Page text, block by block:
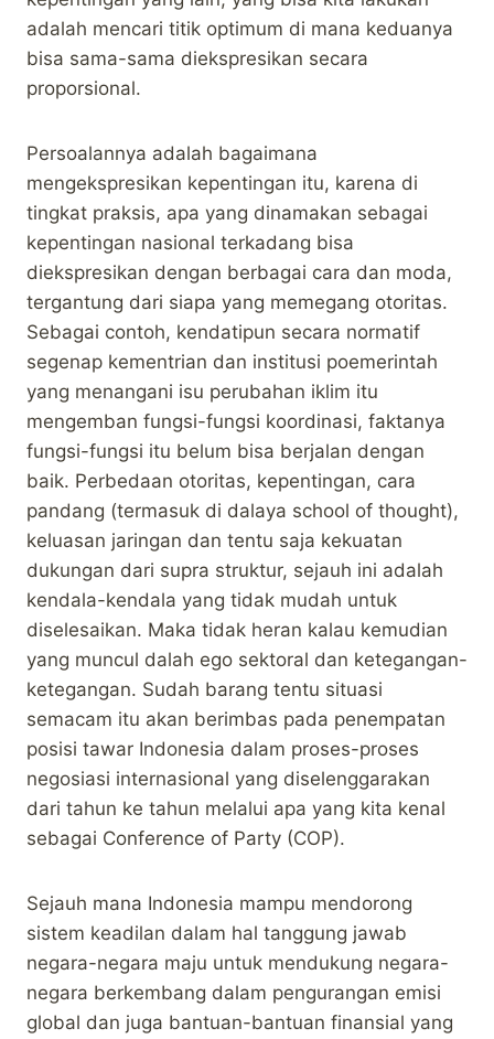
adalah mencari titik optimum di mana keduanya
bisa sama-sama diekspresikan secara
proporsional.
Persoalannya adalah bagaimana
mengekspresikan kepentingan itu, karena di
tingkat praksis, apa yang dinamakan sebagai
kepentingan nasional terkadang bisa
diekspresikan dengan berbagai cara dan moda,
tergantung dari siapa yang memegang otoritas.
Sebagai contoh, kendatipun secara normatif
segenap kementrian dan institusi poemerintah
yang menangani isu perubahan iklim itu
mengemban fungsi-fungsi koordinasi, faktanya
fungsi-fungsi itu belum bisa berjalan dengan
baik. Perbedaan otoritas, kepentingan, cara
pandang (termasuk di dalaya school of thought),
keluasan jaringan dan tentu saja kekuatan
dukungan dari supra struktur, sejauh ini adalah
kendala-kendala yang tidak mudah untuk
diselesaikan. Maka tidak heran kalau kemudian
yang muncul dalah ego sektoral dan ketegangan-
ketegangan. Sudah barang tentu situasi
semacam itu akan berimbas pada penempatan
posisi tawar Indonesia dalam proses-proses
negosiasi internasional yang diselenggarakan
dari tahun ke tahun melalui apa yang kita kenal
sebagai Conference of Party (COP).
Sejauh mana Indonesia mampu mendorong
sistem keadilan dalam hal tanggung jawab
negara-negara maju untuk mendukung negara-
negara berkembang dalam pengurangan emisi
global dan juga bantuan-bantuan finansial yang